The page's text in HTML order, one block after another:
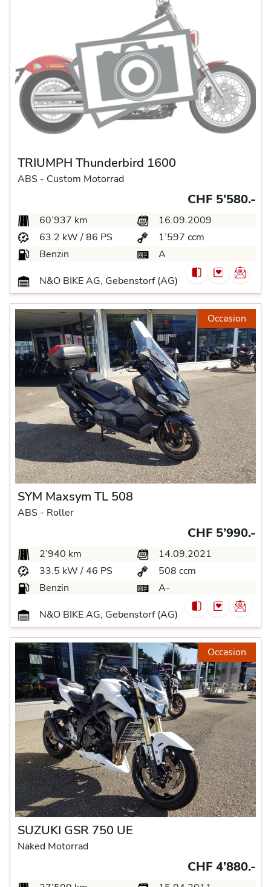
TRIUMPH Thunderbird 1600
ABS - Custom Motorrad
CHF 5’580.-
60’937 km
16.09.2009
63.2 kW / 86 PS
1’597 ccm
Benzin
A
N&O BIKE AG, Gebenstorf (AG)
Occasion
SYM Maxsym TL 508
ABS - Roller
CHF 5’990.-
2’940 km
14.09.2021
33.5 kW / 46 PS
508 ccm
Benzin
A-
N&O BIKE AG, Gebenstorf (AG)
Occasion
SUZUKI GSR 750 UE
Naked Motorrad
CHF 4’880.-